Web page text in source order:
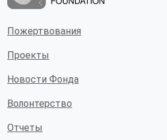
Пожертвования
Проекты
Новости Фонда
Волонтерство
Отчеты